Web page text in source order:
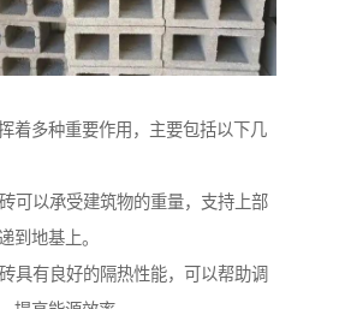
着多种重要作用，主要包括以下几
可以承受建筑物的重量，支持上部
到地基上。
具有良好的隔热性能，可以帮助调